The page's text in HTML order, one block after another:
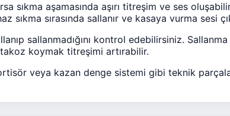
sıkma aşamasında aşırı titreşim ve ses
sırasında sallanır ve kasaya vurma sesi
sallanmadığını kontrol edebilirsiniz.
koymak titreşimi artırabilir.
veya kazan denge sistemi gibi teknik